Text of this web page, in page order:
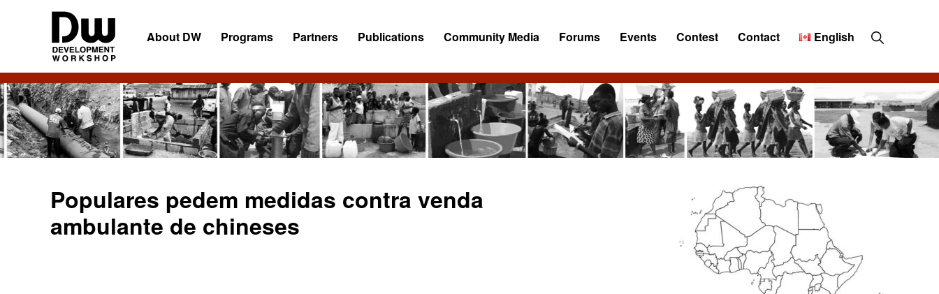
DW
Angola
Development
Workshop
Angola
About DW Programs Partners Publications Community Media Forums Events Contest Contact English Show
Search
Populares pedem medidas contra venda
ambulante de chineses
Primary
Sidebar